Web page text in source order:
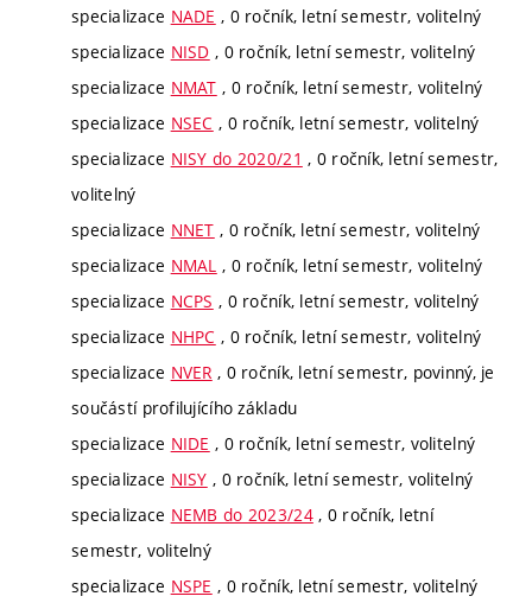
specializace NADE , 0 ročník, letní semestr, volitelný
specializace NISD , 0 ročník, letní semestr, volitelný
specializace NMAT , 0 ročník, letní semestr, volitelný
specializace NSEC , 0 ročník, letní semestr, volitelný
specializace NISY do 2020/21 , 0 ročník, letní semestr,
volitelný
specializace NNET , 0 ročník, letní semestr, volitelný
specializace NMAL , 0 ročník, letní semestr, volitelný
specializace NCPS , 0 ročník, letní semestr, volitelný
specializace NHPC , 0 ročník, letní semestr, volitelný
specializace NVER , 0 ročník, letní semestr, povinný, je
součástí profilujícího základu
specializace NIDE , 0 ročník, letní semestr, volitelný
specializace NISY , 0 ročník, letní semestr, volitelný
specializace NEMB do 2023/24, 0 ročník, letní
semestr, volitelný
specializace NSPE , 0 ročník, letní semestr, volitelný